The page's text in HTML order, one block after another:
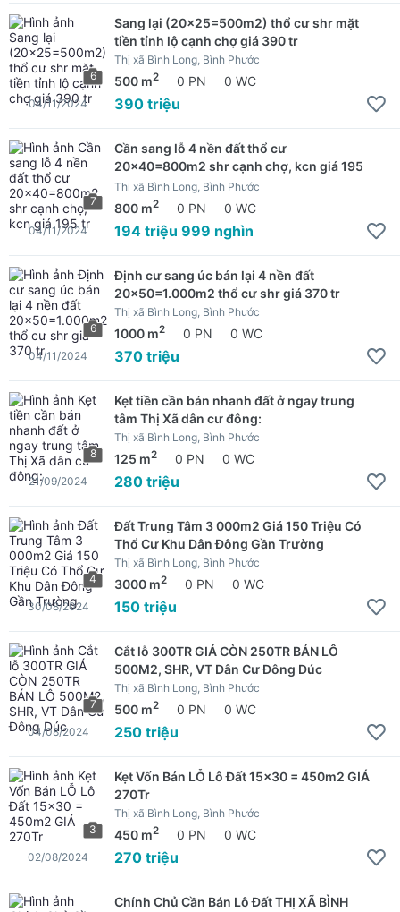
6
Sang lại (20x25=500m2) thổ cư shr mặt
tiền tỉnh lộ cạnh chợ giá 390 tr
Thị xã Bình Long, Bình Phước
500 m2 0 PN 0 WC
390 triệu
04/11/2024
7
Cần sang lỗ 4 nền đất thổ cư
20x40=800m2 shr cạnh chợ, kcn giá 195
tr
Thị xã Bình Long, Bình Phước
800 m2 0 PN 0 WC
194 triệu 999 nghìn
04/11/2024
6
Định cư sang úc bán lại 4 nền đất
20x50=1.000m2 thổ cư shr giá 370 tr
Thị xã Bình Long, Bình Phước
1000 m2 0 PN 0 WC
370 triệu
04/11/2024
8
Kẹt tiền cần bán nhanh đất ở ngay trung
tâm Thị Xã dân cư đông:
Thị xã Bình Long, Bình Phước
125 m2 0 PN 0 WC
280 triệu
21/09/2024
4
Đất Trung Tâm 3 000m2 Giá 150 Triệu Có
Thổ Cư Khu Dân Đông Gần Trường
Thị xã Bình Long, Bình Phước
3000 m2 0 PN 0 WC
150 triệu
30/08/2024
7
Cắt lỗ 300TR GIÁ CÒN 250TR BÁN LÔ
500M2, SHR, VT Dân Cư Đông Dúc
Thị xã Bình Long, Bình Phước
500 m2 0 PN 0 WC
250 triệu
04/08/2024
3
Kẹt Vốn Bán LỖ Lô Đất 15x30 = 450m2 GIÁ
270Tr
Thị xã Bình Long, Bình Phước
450 m2 0 PN 0 WC
270 triệu
02/08/2024
Chính Chủ Cần Bán Lô Đất THỊ XÃ BÌNH